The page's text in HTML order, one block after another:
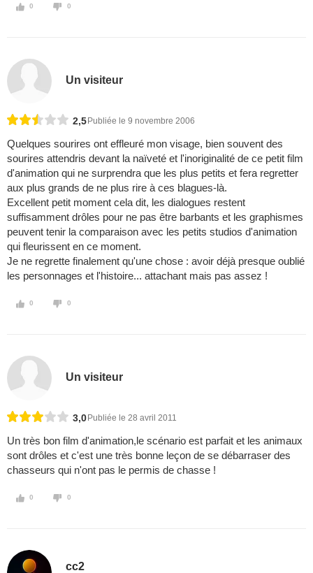
0 0
Un visiteur
2,5 Publiée le 9 novembre 2006
Quelques sourires ont effleuré mon visage, bien souvent des
sourires attendris devant la naïveté et l'inoriginalité de ce petit film
d'animation qui ne surprendra que les plus petits et fera regretter
aux plus grands de ne plus rire à ces blagues-là.
Excellent petit moment cela dit, les dialogues restent
suffisamment drôles pour ne pas être barbants et les graphismes
peuvent tenir la comparaison avec les petits studios d'animation
qui fleurissent en ce moment.
Je ne regrette finalement qu'une chose : avoir déjà presque oublié
les personnages et l'histoire... attachant mais pas assez !
0 0
Un visiteur
3,0 Publiée le 28 avril 2011
Un très bon film d'animation,le scénario est parfait et les animaux
sont drôles et c'est une très bonne leçon de se débarraser des
chasseurs qui n'ont pas le permis de chasse !
0 0
cc2